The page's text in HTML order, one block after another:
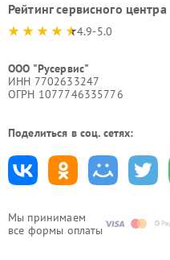
Мы принимаем
все формы оплаты
Рейтинг сервисного центра
4.9-5.0
ООО "Русервис"
ИНН 7702633247
ОГРН 1077746335776
Поделиться в соц. сетях: